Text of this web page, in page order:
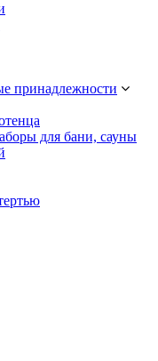
принадлежности
для бани, сауны